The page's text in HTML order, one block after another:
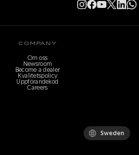
COMPANY
Om oss
Newsroom
Become a dealer
Kvalitetspolicy
Uppförandekod
Careers
Sweden